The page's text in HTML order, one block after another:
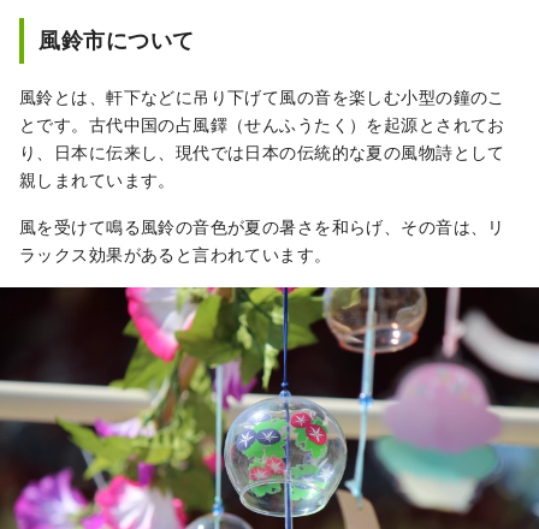
人観光客も大勢訪れます。
風鈴市について
風鈴とは、軒下などに吊り下げて風の音を楽しむ小型の鐘のこ
とです。古代中国の占風鐸（せんふうたく）を起源とされてお
り、日本に伝来し、現代では日本の伝統的な夏の風物詩として
親しまれています。
風を受けて鳴る風鈴の音色が夏の暑さを和らげ、その音は、リ
ラックス効果があると言われています。